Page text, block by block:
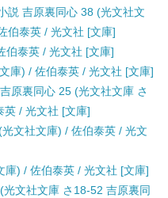
説 吉原裏同心 38 (光文社文
伯泰英 / 光文社 [文庫]
伯泰英 / 光文社 [文庫]
庫) / 佐伯泰英 / 光文社 [文庫]
原裏同心 25 (光文社文庫 さ
英 / 光文社 [文庫]
文社文庫) / 佐伯泰英 / 光文
庫) / 佐伯泰英 / 光文社 [文庫]
文社文庫 さ18-52 吉原裏同